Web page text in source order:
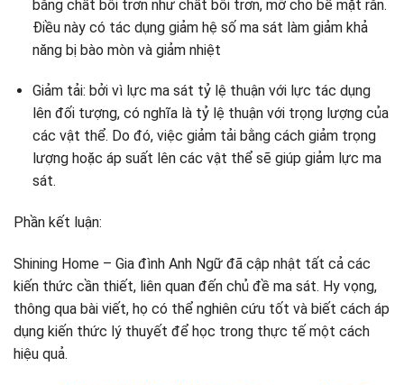
bằng chất bôi trơn như chất bôi trơn, mỡ cho bề mặt rắn.
Điều này có tác dụng giảm hệ số ma sát làm giảm khả
năng bị bào mòn và giảm nhiệt
Giảm tải: bởi vì lực ma sát tỷ lệ thuận với lực tác dụng
lên đối tượng, có nghĩa là tỷ lệ thuận với trọng lượng của
các vật thể. Do đó, việc giảm tải bằng cách giảm trọng
lượng hoặc áp suất lên các vật thể sẽ giúp giảm lực ma
sát.
Phần kết luận:
Shining Home – Gia đình Anh Ngữ đã cập nhật tất cả các
kiến ​​thức cần thiết, liên quan đến chủ đề ma sát. Hy vọng,
thông qua bài viết, họ có thể nghiên cứu tốt và biết cách áp
dụng kiến ​​thức lý thuyết để học trong thực tế một cách
hiệu quả.